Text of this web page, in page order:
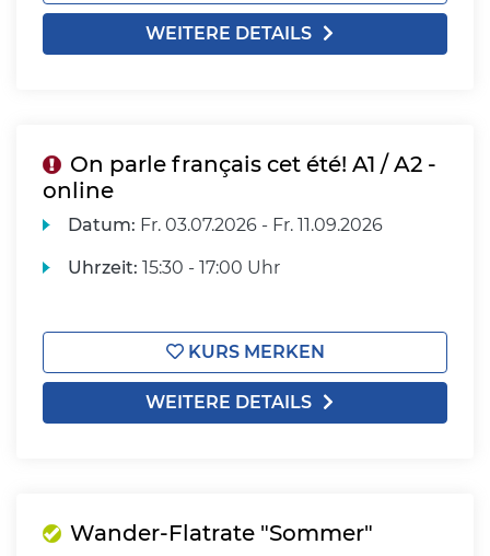
WEITERE DETAILS
On parle français cet été! A1 / A2 -
online
Datum: Fr. 03.07.2026 - Fr. 11.09.2026
Uhrzeit: 15:30 - 17:00 Uhr
KURS MERKEN
WEITERE DETAILS
Wander-Flatrate "Sommer"